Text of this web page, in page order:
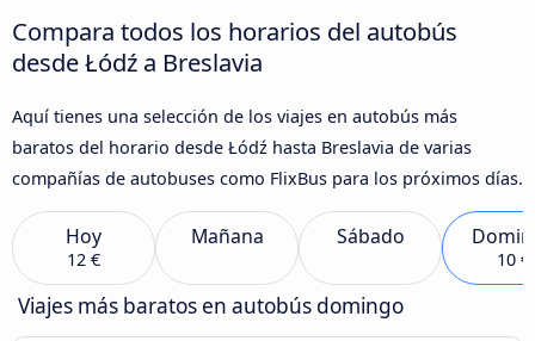
Compara todos los horarios del autobús
desde Łódź a Breslavia
Aquí tienes una selección de los viajes en autobús más
baratos del horario desde Łódź hasta Breslavia de varias
compañías de autobuses como FlixBus para los próximos días.
Hoy
12 €
Mañana Sábado
10 €
Viajes más baratos en autobús domingo